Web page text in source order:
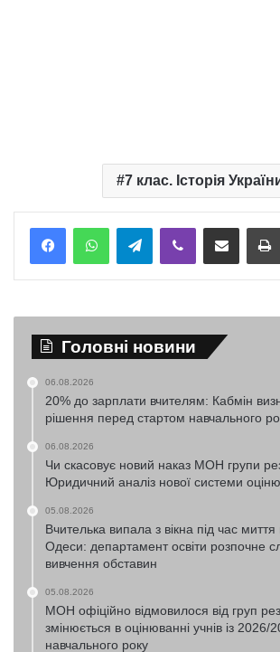
7 клас. Історія
TelegramViber Надіслати електронною поштою
Головні новини
06.08.2026
20% до зарплати вчителям: Кабмін
рішення перед стартом навчального
06.08.2026
Чи скасовує новий наказ МОН групи
Юридичний аналіз нової системи
05.08.2026
Вчителька випала з вікна під час миття
Одеси: департамент освіти розпочне
вивчення обставин
05.08.2026
МОН офіційно відмовилося від груп
змінюється в оцінюванні учнів із 2026/
навчального року